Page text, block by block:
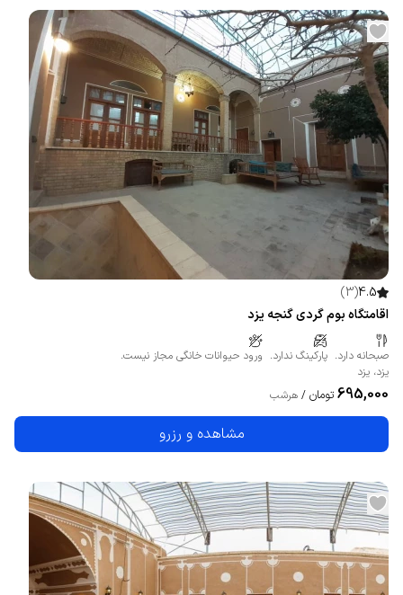
4.5
(
3
)
اقامتگاه بوم گردی گنجه یزد
صبحانه دارد. پارکینگ ندارد. ورود حیوانات خانگی مجاز نیست.
یزد، یزد
695,000 تومان / هرشب
مشاهده و رزرو